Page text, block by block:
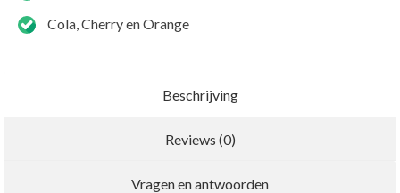
Cola, Cherry en Orange
Beschrijving
Reviews (0)
Vragen en antwoorden